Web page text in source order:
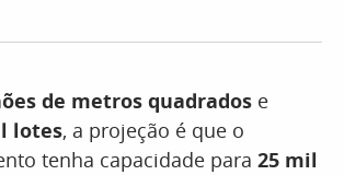
de metros quadrados e
lotes, a projeção é que o
tenha capacidade para 25 mil